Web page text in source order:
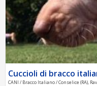
Cuccioli di bracco
CANI / Bracco Italiano / Conselice (RA),